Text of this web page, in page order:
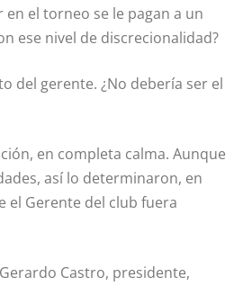
el torneo se le pagan a un
ese nivel de discrecionalidad?
del gerente. ¿No debería ser el
en completa calma. Aunque
así lo determinaron, en
el Gerente del club fuera
Castro, presidente,